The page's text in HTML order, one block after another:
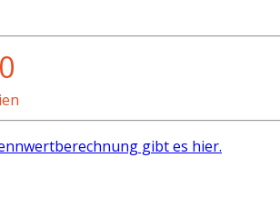
gibt es hier.